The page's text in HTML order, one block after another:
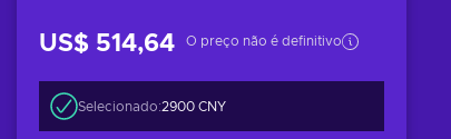
US$ 514,64 O preço não é definitivo
Selecionado:2900 CNY